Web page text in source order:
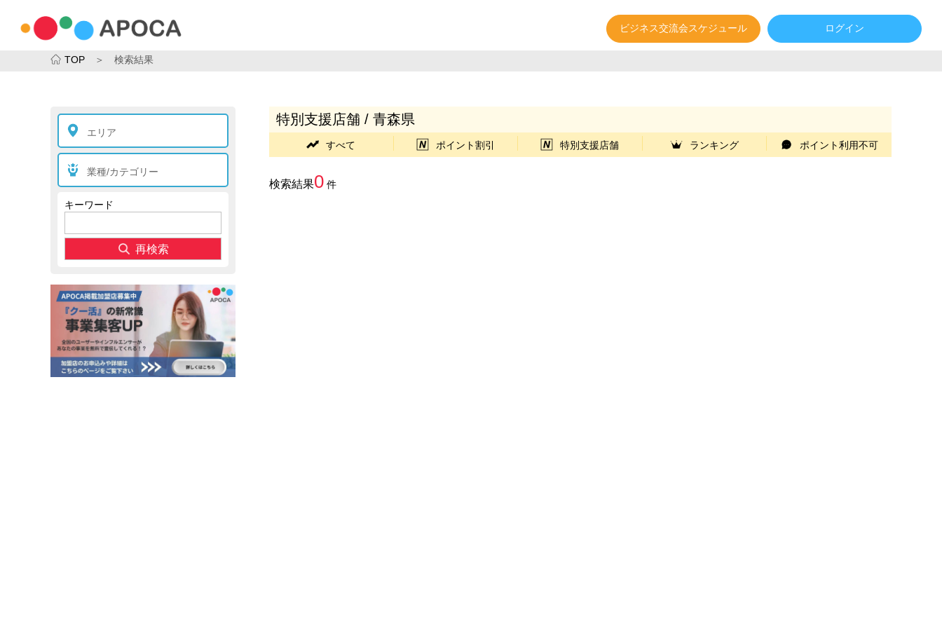
ログイン
ビジネス交流会スケジュール
TOP ＞ 検索結果
エリア
業種/カテゴリー
キーワード
再検索
特別支援店舗 / 青森県
すべて ポイント割引 特別支援店舗 ランキング ポイント利用不可
検索結果0 件